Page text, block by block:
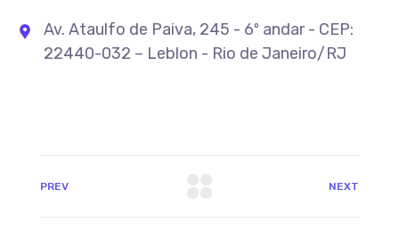
Av. Ataulfo de Paiva, 245 - 6º andar - CEP:
22440-032 – Leblon - Rio de Janeiro/RJ
PREV NEXT